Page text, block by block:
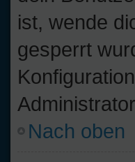
ist, wende
gesperrt
Nach oben